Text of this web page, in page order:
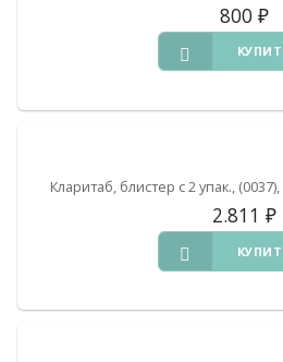
800 ₽
Кларитаб, блистер с 2 упак.,
2.811 ₽